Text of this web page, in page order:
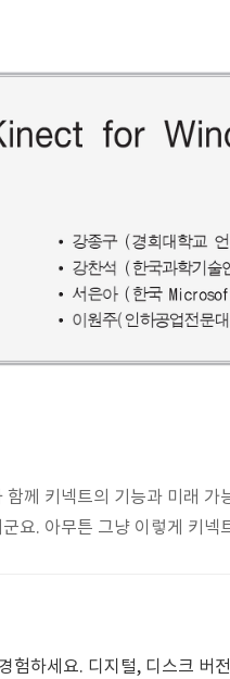
께 키넥트의 기능과 미래 가
요. 아무튼 그냥 이렇게 키넥
하세요. 디지털, 디스크 버